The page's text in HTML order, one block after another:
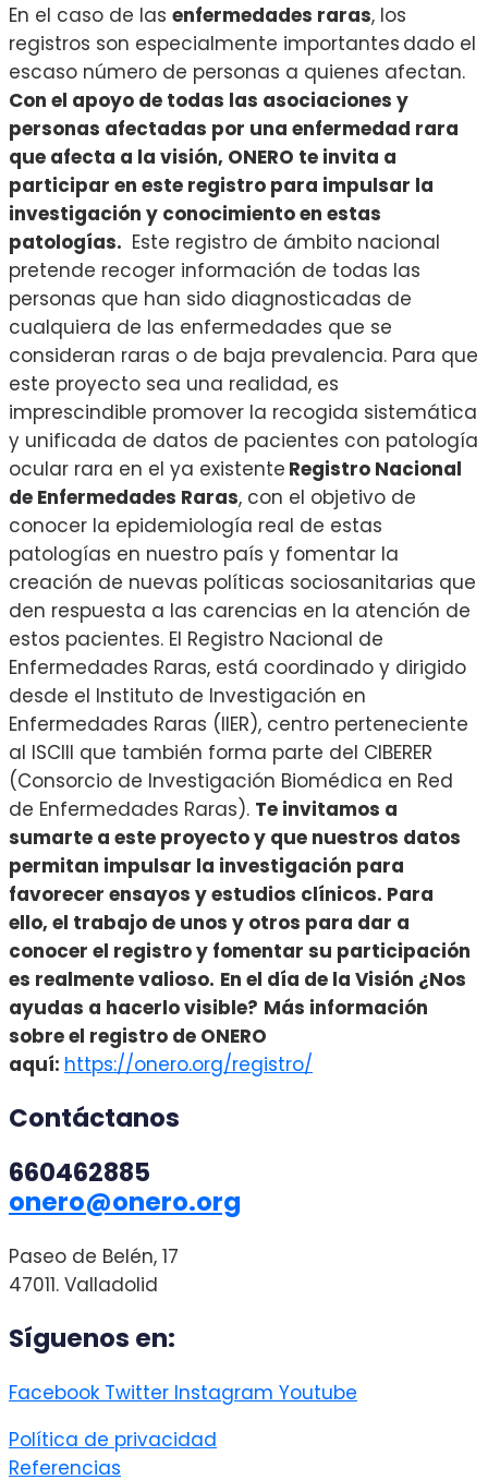
En el caso de las enfermedades raras, los
registros son especialmente importantes dado el
escaso número de personas a quienes afectan.
Con el apoyo de todas las asociaciones y
personas afectadas por una enfermedad rara
que afecta a la visión, ONERO te invita a
participar en este registro para impulsar la
investigación y conocimiento en estas
patologías. Este registro de ámbito nacional
pretende recoger información de todas las
personas que han sido diagnosticadas de
cualquiera de las enfermedades que se
consideran raras o de baja prevalencia. Para que
este proyecto sea una realidad, es
imprescindible promover la recogida sistemática
y unificada de datos de pacientes con patología
ocular rara en el ya existente Registro Nacional
de Enfermedades Raras, con el objetivo de
conocer la epidemiología real de estas
patologías en nuestro país y fomentar la
creación de nuevas políticas sociosanitarias que
den respuesta a las carencias en la atención de
estos pacientes. El Registro Nacional de
Enfermedades Raras, está coordinado y dirigido
desde el Instituto de Investigación en
Enfermedades Raras (IIER), centro perteneciente
al ISCIII que también forma parte del CIBERER
(Consorcio de Investigación Biomédica en Red
de Enfermedades Raras). Te invitamos a
sumarte a este proyecto y que nuestros datos
permitan impulsar la investigación para
favorecer ensayos y estudios clínicos. Para
ello, el trabajo de unos y otros para dar a
conocer el registro y fomentar su participación
es realmente valioso. En el día de la Visión ¿Nos
ayudas a hacerlo visible? Más información
sobre el registro de ONERO
aquí: https://onero.org/registro/
Contáctanos
660462885
onero@onero.org
Paseo de Belén, 17
47011. Valladolid
Síguenos en:
Facebook Twitter Instagram Youtube
Política de privacidad
Referencias